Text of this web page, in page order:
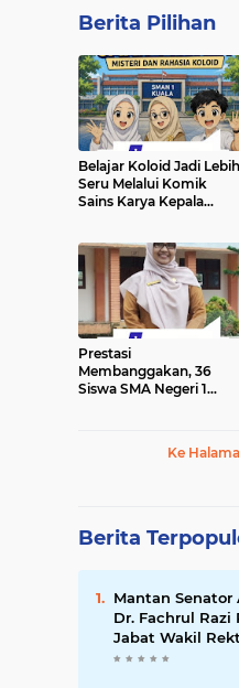
Berita Pilihan
Belajar Koloid Jadi Lebih
Seru Melalui Komik
Sains Karya Kepala
Prestasi
Membanggakan, 36
Siswa SMA Negeri 1
Ke
Berita
Mantan Senator
Dr. Fachrul Razi
Jabat Wakil
Universitas